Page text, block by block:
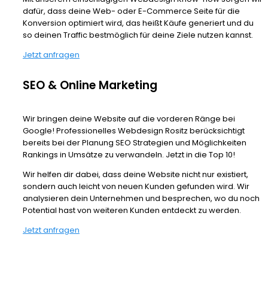
dafür, dass deine Web- oder E-Commerce Seite für die
Konversion optimiert wird, das heißt Käufe generiert und du
so deinen Traffic bestmöglich für deine Ziele nutzen kannst.
Jetzt anfragen
SEO & Online Marketing
Wir bringen deine Website auf die vorderen Ränge bei
Google! Professionelles Webdesign Rositz berücksichtigt
bereits bei der Planung SEO Strategien und Möglichkeiten
Rankings in Umsätze zu verwandeln. Jetzt in die Top 10!
Wir helfen dir dabei, dass deine Website nicht nur existiert,
sondern auch leicht von neuen Kunden gefunden wird. Wir
analysieren dein Unternehmen und besprechen, wo du noch
Potential hast von weiteren Kunden entdeckt zu werden.
Jetzt anfragen